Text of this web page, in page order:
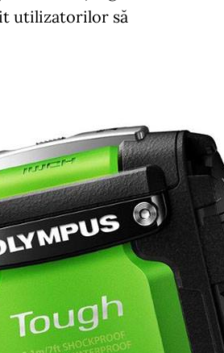
utilizatorilor să